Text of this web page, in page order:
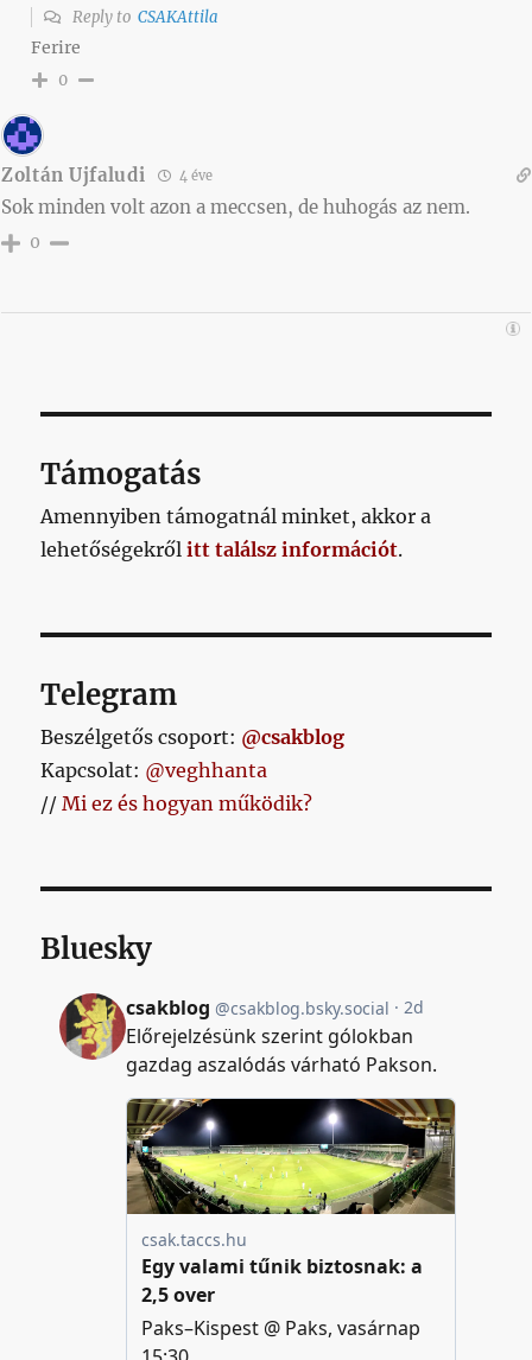
Reply to CSAKAttila
Ferire
0
Zoltán Ujfaludi 4 éve
Sok minden volt azon a meccsen, de huhogás az nem.
0
Támogatás
Amennyiben támogatnál minket, akkor a
lehetőségekrőlitt találsz információt.
Telegram
Beszélgetős csoport: @csakblog
Kapcsolat: @veghhanta
//Mi ez és hogyan működik?
Bluesky